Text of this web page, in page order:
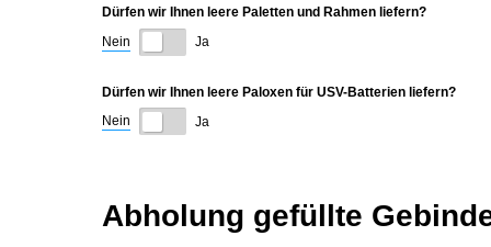
Dürfen wir Ihnen leere Paletten und Rahmen liefern?
Nein
Ja
Dürfen wir Ihnen leere Paloxen für USV-Batterien liefern?
Nein
Ja
Abholung gefüllte